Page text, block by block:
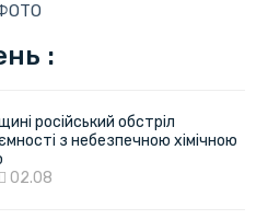
ФОТО
:
російський обстріл
з небезпечною хімічною
02.08